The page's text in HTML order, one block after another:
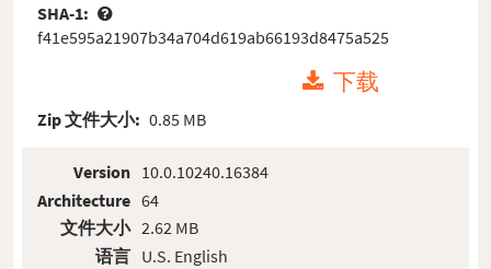
SHA-1:
f41e595a21907b34a704d619ab66193d8475a525
下载
Zip 文件大小: 0.85 MB
Version
Architecture
文件大小
语言
10.0.10240.16384
64
2.62 MB
U.S. English